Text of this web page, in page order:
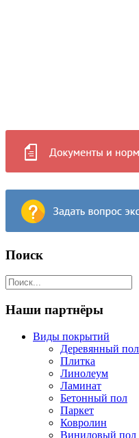
Поиск
Наши партнёры
Виды покрытий
Деревянный пол
Плитка
Линолеум
Ламинат
Бетонный пол
Паркет
Ковролин
Виниловый пол